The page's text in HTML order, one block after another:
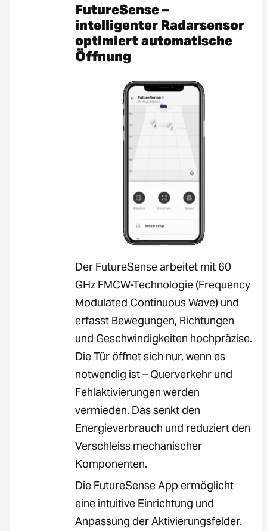
FutureSense –
intelligenter Radarsensor
optimiert automatische
Öffnung
Der FutureSense arbeitet mit 60
GHz FMCW-Technologie (Frequency
Modulated Continuous Wave) und
erfasst Bewegungen, Richtungen
und Geschwindigkeiten hochpräzise.
Die Tür öffnet sich nur, wenn es
notwendig ist – Querverkehr und
Fehlaktivierungen werden
vermieden. Das senkt den
Energieverbrauch und reduziert den
Verschleiss mechanischer
Komponenten.
Die FutureSense App ermöglicht
eine intuitive Einrichtung und
Anpassung der Aktivierungsfelder.